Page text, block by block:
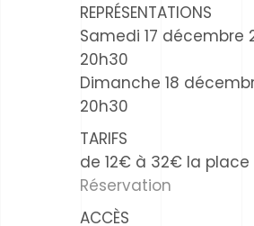
REPRÉSENTATIONS
Samedi 17 décembre
20h30
Dimanche 18
20h30
TARIFS
de 12€ à 32€ la
Réservation
ACCÈS